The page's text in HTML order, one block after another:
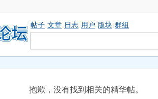
帖子 文章 日志 用户 版块 群组
抱歉，没有找到相关的精华帖。